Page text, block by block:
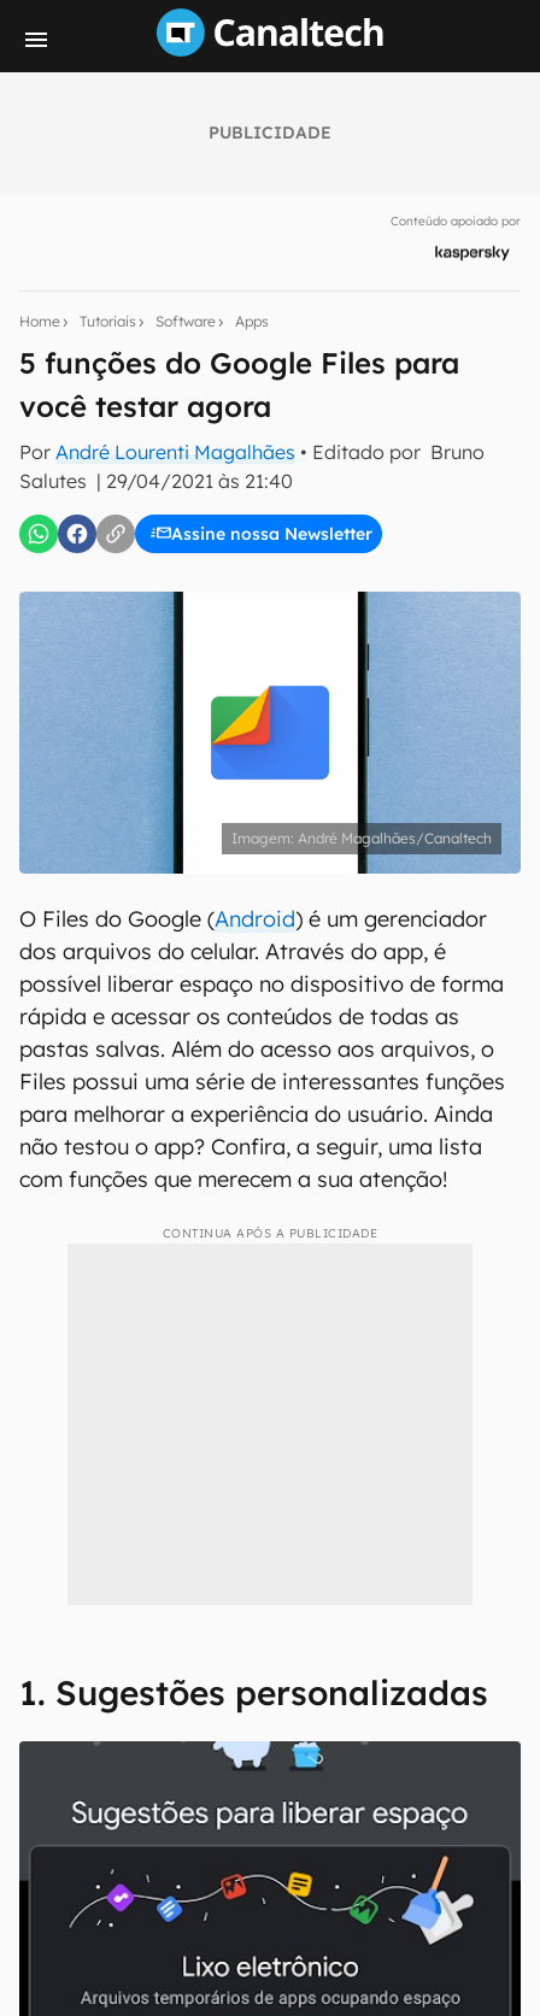
PUBLICIDADE
Conteúdo apoiado por
Home Tutoriais Software Apps
5 funções do Google Files para
você testar agora
Por André Lourenti Magalhães • Editado por Bruno
Salutes | 29/04/2021 às 21:40
Assine nossa Newsletter
notícias e reviews sobre tecnologia em primeira
inscreva-se
Confirmo que li, aceito e concordo com os
André Magalhães/Canaltech
O Files do Google (Android) é um gerenciador
dos arquivos do celular. Através do app, é
possível liberar espaço no dispositivo de forma
rápida e acessar os conteúdos de todas as
pastas salvas. Além do acesso aos arquivos, o
Files possui uma série de interessantes funções
para melhorar a experiência do usuário. Ainda
não testou o app? Confira, a seguir, uma lista
com funções que merecem a sua atenção!
CONTINUA APÓS A PUBLICIDADE
1. Sugestões personalizadas